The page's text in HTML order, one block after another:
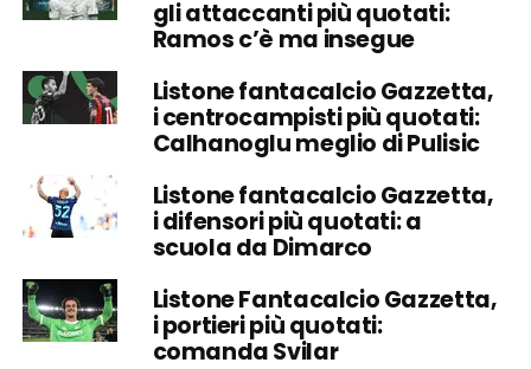
gli attaccanti più quotati:
Ramos c’è ma insegue
Listone fantacalcio Gazzetta,
i centrocampisti più quotati:
Calhanoglu meglio di Pulisic
Listone fantacalcio Gazzetta,
i difensori più quotati: a
scuola da Dimarco
Listone Fantacalcio Gazzetta,
i portieri più quotati:
comanda Svilar